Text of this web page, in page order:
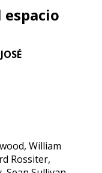
espacio
William
Rossiter,